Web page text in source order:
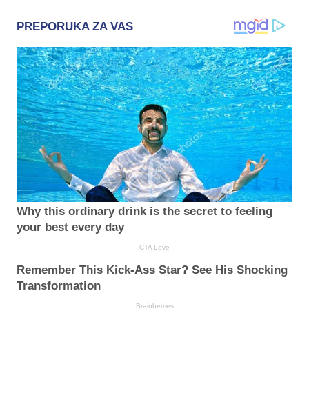
PREPORUKA ZA VAS
Why this ordinary drink is the secret to feeling
your best every day
CTA Love
Remember This Kick-Ass Star? See His Shocking
Transformation
Brainberries